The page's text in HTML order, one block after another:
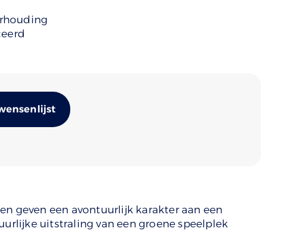
geven een avontuurlijk karakter aan een
uitstraling van een groene speelplek